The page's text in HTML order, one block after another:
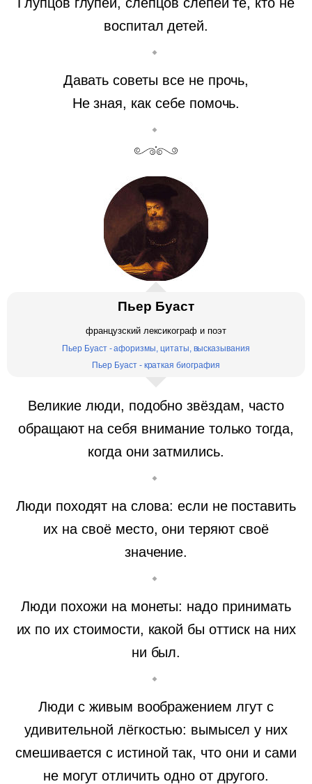
воспитал детей.
Давать советы все не прочь,
Не зная, как себе помочь.
Пьер Буаст
французский лексикограф и поэт
Пьер Буаст - афоризмы, цитаты, высказывания
Пьер Буаст - краткая биография
Великие люди, подобно звёздам, часто
обращают на себя внимание только тогда,
когда они затмились.
Люди походят на слова: если не поставить
их на своё место, они теряют своё
значение.
Люди похожи на монеты: надо принимать
их по их стоимости, какой бы оттиск на них
ни был.
Люди с живым воображением лгут с
удивительной лёгкостью: вымысел у них
смешивается с истиной так, что они и сами
не могут отличить одно от другого.